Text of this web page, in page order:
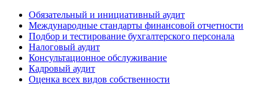
Обязательный и инициативный аудит
Международные стандарты финансовой отчетности
Подбор и тестирование бухгалтерского персонала
Налоговый аудит
Консультационное обслуживание
Кадровый аудит
Оценка всех видов собственности